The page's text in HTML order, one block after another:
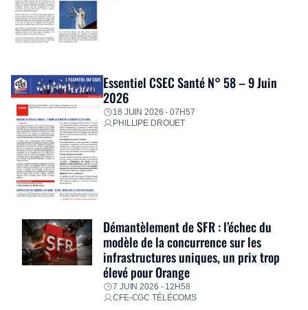
Essentiel CSEC Santé N° 58 – 9 Juin
2026
18 JUIN 2026 - 07H57
PHILLIPE DROUET
Démantèlement de SFR : l’échec du
modèle de la concurrence sur les
infrastructures uniques, un prix trop
élevé pour Orange
7 JUIN 2026 - 12H58
CFE-CGC TÉLÉCOMS